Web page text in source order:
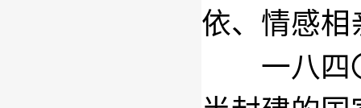
依、情感相
一八四〇